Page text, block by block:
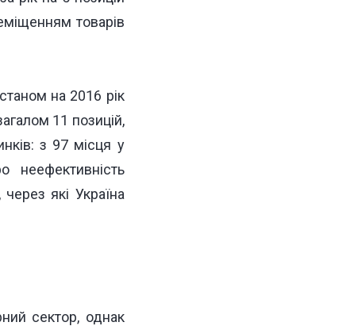
товарів
на 2016 рік
11 позицій,
з 97 місця у
неефективність
які Україна
сектор, однак